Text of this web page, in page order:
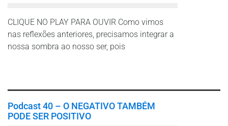
CLIQUE NO PLAY PARA OUVIR Como vimos
nas reflexões anteriores, precisamos integrar a
nossa sombra ao nosso ser, pois
Podcast 40 – O NEGATIVO TAMBÉM
PODE SER POSITIVO